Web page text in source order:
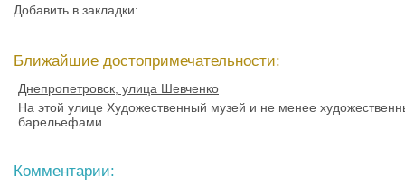
Добавить в закладки:
Ближайшие достопримечательности:
Днепропетровск, улица Шевченко
На этой улице Художественный музей и не менее
барельефами ...
Комментарии: